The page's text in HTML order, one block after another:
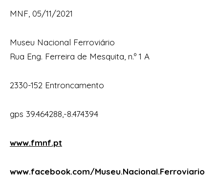
MNF, 05/11/2021
Museu Nacional Ferroviário
Rua Eng. Ferreira de Mesquita, n.º 1 A
2330-152 Entroncamento
gps 39.464288,-8.474394
www.fmnf.pt
www.facebook.com/Museu.Nacional.Ferroviario